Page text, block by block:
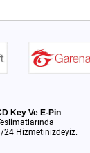
Key Ve E-Pin
24 Hizmetinizdeyiz.